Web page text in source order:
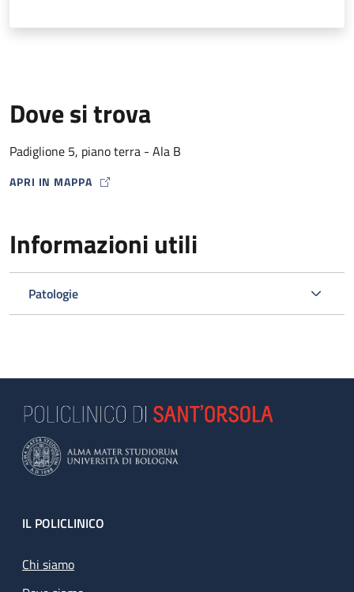
Dove si trova
Padiglione 5, piano terra - Ala B
APRI IN MAPPA
MAP ICON
Informazioni utili
Patologie
Footer
IL POLICLINICO
Chi siamo